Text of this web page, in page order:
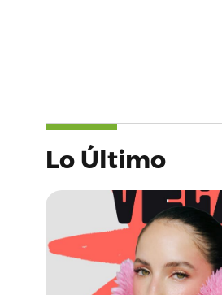
Lo Último